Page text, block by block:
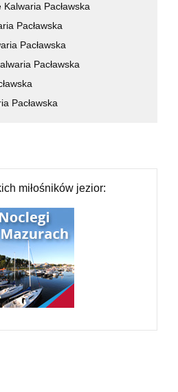
Pacławska
Pacławska
Pacławska
Pacławska
Pacławska
miłośników jezior: